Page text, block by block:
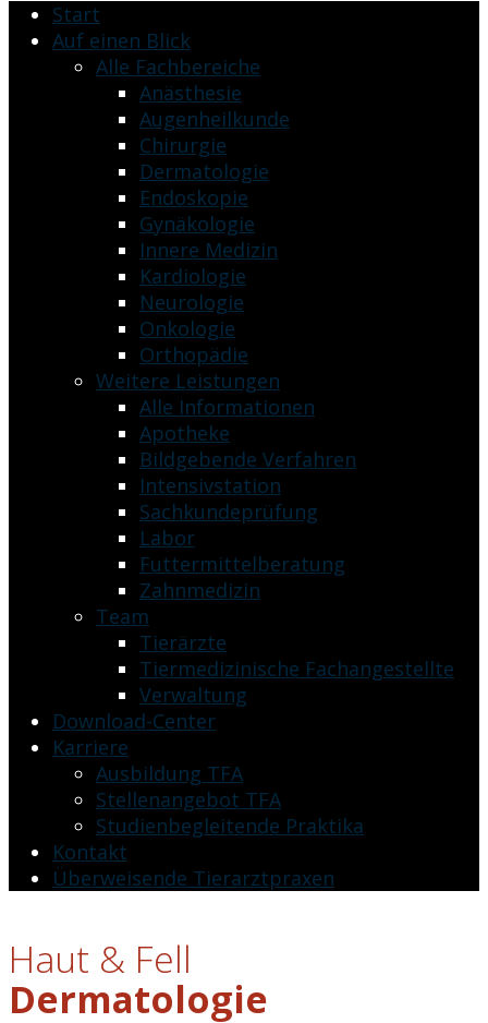
Start
Auf einen Blick
Alle Fachbereiche
Anästhesie
Augenheilkunde
Chirurgie
Dermatologie
Endoskopie
Gynäkologie
Innere Medizin
Kardiologie
Neurologie
Onkologie
Orthopädie
Weitere Leistungen
Alle Informationen
Apotheke
Bildgebende Verfahren
Intensivstation
Sachkundeprüfung
Labor
Futtermittelberatung
Zahnmedizin
Team
Tierärzte
Tiermedizinische Fachangestellte
Verwaltung
Download-Center
Karriere
Ausbildung TFA
Stellenangebot TFA
Studienbegleitende Praktika
Kontakt
Überweisende Tierarztpraxen
Haut & Fell
Dermatologie